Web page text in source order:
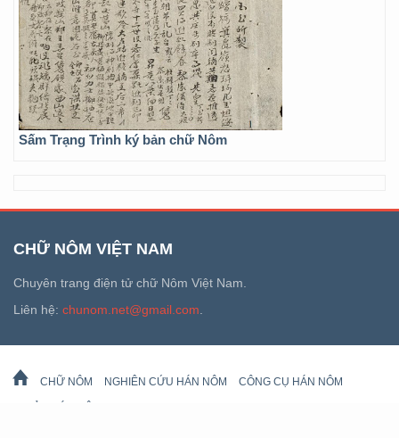
Sấm Trạng Trình ký bản chữ Nôm
CHỮ NÔM VIỆT NAM
Chuyên trang điện tử chữ Nôm Việt Nam.
Liên hệ: chunom.net@gmail.com
CHỮ NÔM NGHIÊN CỨU HÁN NÔM CÔNG CỤ HÁN NÔM